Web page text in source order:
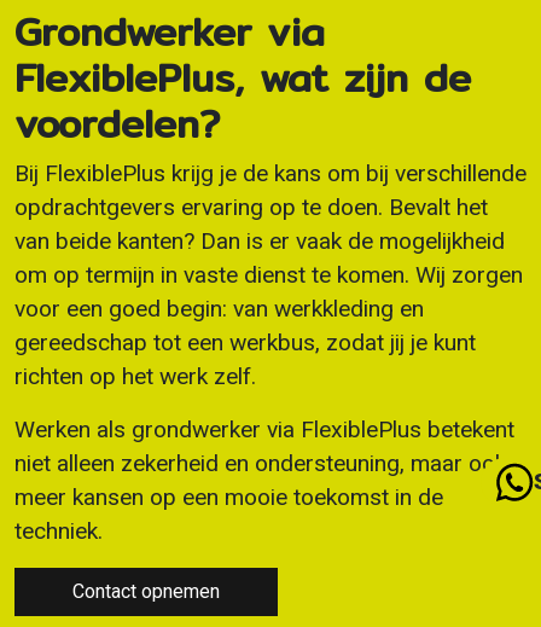
Grondwerker via
FlexiblePlus, wat zijn de
voordelen?
Bij FlexiblePlus krijg je de kans om bij verschillende
opdrachtgevers ervaring op te doen. Bevalt het
van beide kanten? Dan is er vaak de mogelijkheid
om op termijn in vaste dienst te komen. Wij zorgen
voor een goed begin: van werkkleding en
gereedschap tot een werkbus, zodat jij je kunt
richten op het werk zelf.
Werken als grondwerker via FlexiblePlus betekent
niet alleen zekerheid en ondersteuning, maar ook
meer kansen op een mooie toekomst in de
techniek.
Contact opnemen